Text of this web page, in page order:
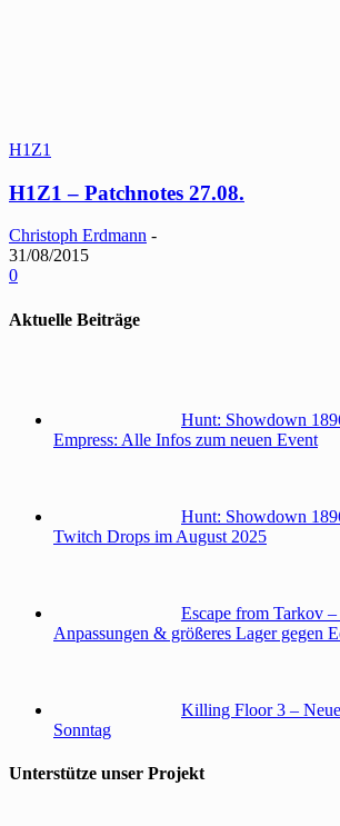
H1Z1
H1Z1 – Patchnotes 27.08.
Christoph Erdmann -
31/08/2015
0
Aktuelle Beiträge
Hunt: Showdown
Empress: Alle Infos zum neuen Event
Hunt: Showdown
Twitch Drops im August 2025
Escape from Tarkov
Anpassungen & größeres Lager gegen
Killing Floor 3 –
Sonntag
Unterstütze unser Projekt